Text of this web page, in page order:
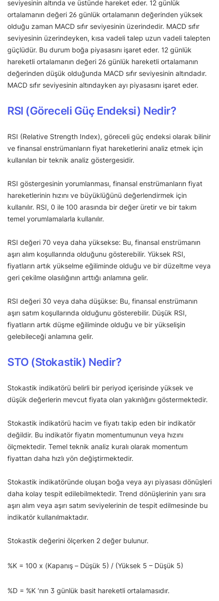
seviyesinin altında ve üstünde hareket eder. 12 günlük
ortalamanın değeri 26 günlük ortalamanın değerinden yüksek
olduğu zaman MACD sıfır seviyesinin üzerindedir. MACD sıfır
seviyesinin üzerindeyken, kısa vadeli talep uzun vadeli talepten
güçlüdür. Bu durum boğa piyasasını işaret eder. 12 günlük
hareketli ortalamanın değeri 26 günlük hareketli ortalamanın
değerinden düşük olduğunda MACD sıfır seviyesinin altındadır.
MACD sıfır seviyesinin altındayken ayı piyasasını işaret eder.
RSI (Göreceli Güç Endeksi) Nedir?
RSI (Relative Strength Index), göreceli güç endeksi olarak bilinir
ve finansal enstrümanların fiyat hareketlerini analiz etmek için
kullanılan bir teknik analiz göstergesidir.
RSI göstergesinin yorumlanması, finansal enstrümanların fiyat
hareketlerinin hızını ve büyüklüğünü değerlendirmek için
kullanılır. RSI, 0 ile 100 arasında bir değer üretir ve bir takım
temel yorumlamalarla kullanılır.
RSI değeri 70 veya daha yüksekse: Bu, finansal enstrümanın
aşırı alım koşullarında olduğunu gösterebilir. Yüksek RSI,
fiyatların artık yükselme eğiliminde olduğu ve bir düzeltme veya
geri çekilme olasılığının arttığı anlamına gelir.
RSI değeri 30 veya daha düşükse: Bu, finansal enstrümanın
aşırı satım koşullarında olduğunu gösterebilir. Düşük RSI,
fiyatların artık düşme eğiliminde olduğu ve bir yükselişin
gelebileceği anlamına gelir.
STO (Stokastik) Nedir?
Stokastik indikatörü belirli bir periyod içerisinde yüksek ve
düşük değerlerin mevcut fiyata olan yakınlığını göstermektedir.
Stokastik indikatörü hacim ve fiyatı takip eden bir indikatör
değildir. Bu indikatör fiyatın momentumunun veya hızını
ölçmektedir. Temel teknik analiz kuralı olarak momentum
fiyattan daha hızlı yön değiştirmektedir.
Stokastik indikatöründe oluşan boğa veya ayı piyasası dönüşleri
daha kolay tespit edilebilmektedir. Trend dönüşlerinin yanı sıra
aşırı alım veya aşırı satım seviyelerinin de tespit edilmesinde bu
indikatör kullanılmaktadır.
Stokastik değerini ölçerken 2 değer bulunur.
%K = 100 x (Kapanış – Düşük 5) / (Yüksek 5 – Düşük 5)
%D = %K ‘nın 3 günlük basit hareketli ortalamasıdır.